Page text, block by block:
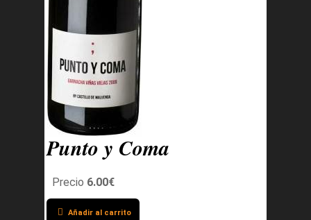
Punto y Coma
Precio 6.00€
Añadir al carrito